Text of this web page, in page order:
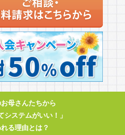
母さんたちから
システムがいい！」
る理由とは？